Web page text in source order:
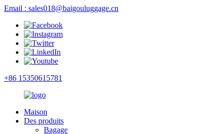
Email : sales018@baigouluggage.cn
+86 15350615781
Maison
Des produits
Bagage